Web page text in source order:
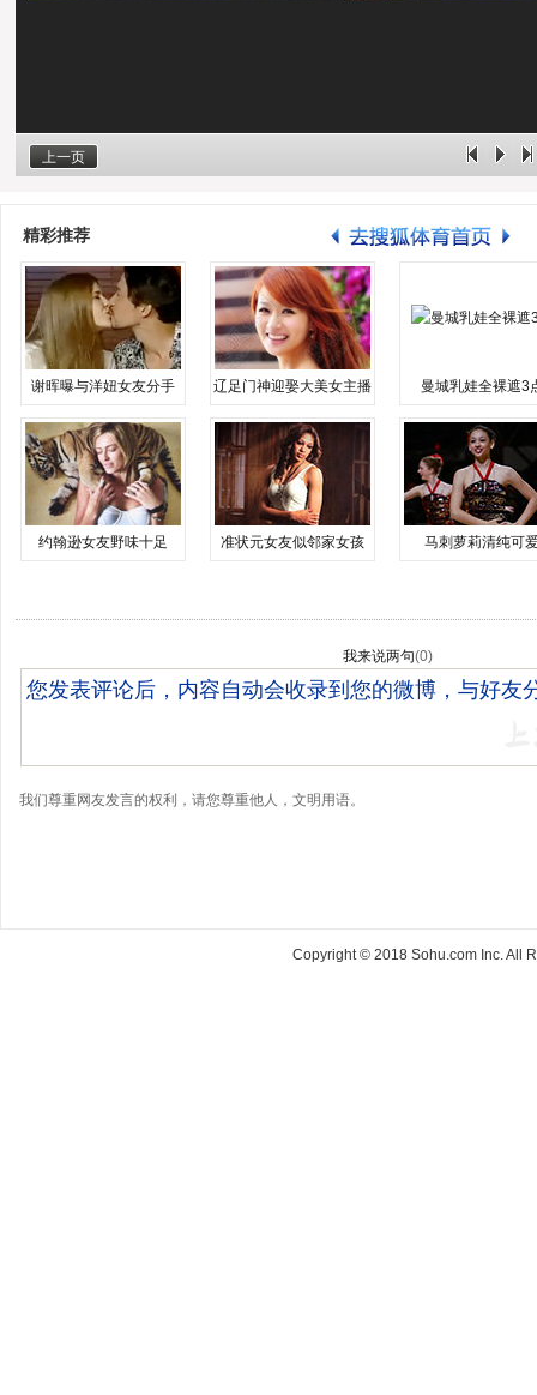
上一页
精彩推荐
谢晖曝与洋妞女友分手 辽足门神迎娶大美女主播 曼城乳娃全裸遮3
约翰逊女友野味十足 准状元女友似邻家女孩 马刺萝莉清纯可
我来说两句(0)
我们尊重网友发言的权利，请您尊重他人，文明用语。
Copyright © 2018 Sohu.com Inc. All